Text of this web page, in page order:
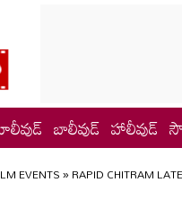
బాలీవుడ్ హాలీవుడ్
EVENTS»RAPID CHITRAM